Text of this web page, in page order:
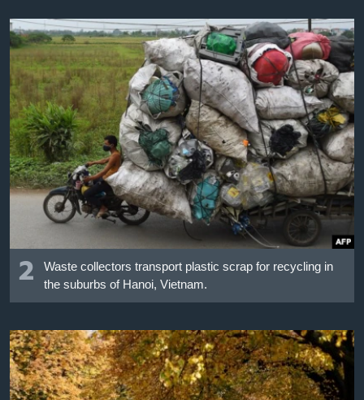
2
Waste collectors transport plastic scrap for recycling in
the suburbs of Hanoi, Vietnam.